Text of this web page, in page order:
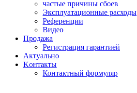
частые причины сбоев
Эксплуатационные расходы
Pеференции
Видео
Продажа
Регистрация гарантией
Aктуально
Kонтакты
Контактный формуляр